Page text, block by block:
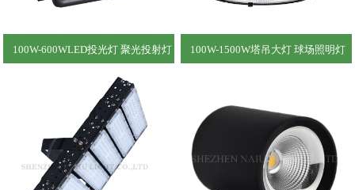
100W-600WLED投光灯 聚光投射灯
100W-1500W塔吊大灯 球场照明灯